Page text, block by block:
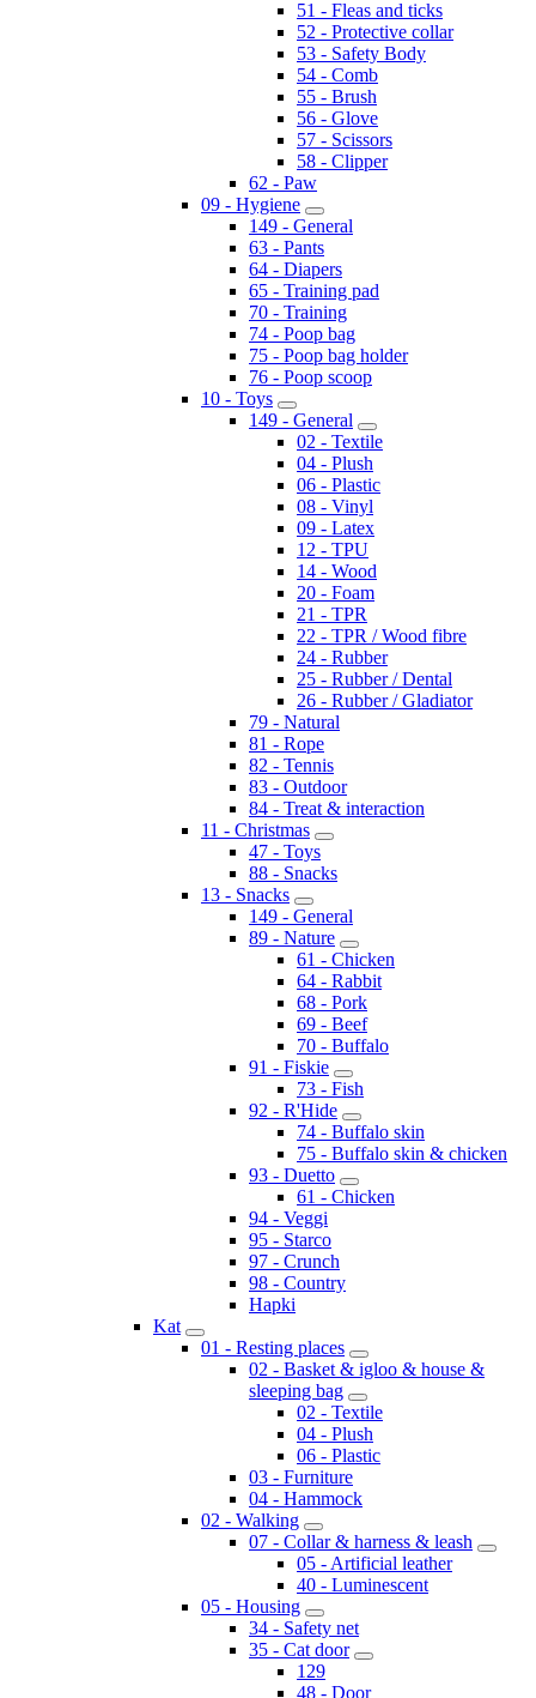
51 - Fleas and ticks
52 - Protective collar
53 - Safety Body
54 - Comb
55 - Brush
56 - Glove
57 - Scissors
58 - Clipper
62 - Paw
09 - Hygiene
149 - General
63 - Pants
64 - Diapers
65 - Training pad
70 - Training
74 - Poop bag
75 - Poop bag holder
76 - Poop scoop
10 - Toys
149 - General
02 - Textile
04 - Plush
06 - Plastic
08 - Vinyl
09 - Latex
12 - TPU
14 - Wood
20 - Foam
21 - TPR
22 - TPR / Wood fibre
24 - Rubber
25 - Rubber / Dental
26 - Rubber / Gladiator
79 - Natural
81 - Rope
82 - Tennis
83 - Outdoor
84 - Treat & interaction
11 - Christmas
47 - Toys
88 - Snacks
13 - Snacks
149 - General
89 - Nature
61 - Chicken
64 - Rabbit
68 - Pork
69 - Beef
70 - Buffalo
91 - Fiskie
73 - Fish
92 - R'Hide
74 - Buffalo skin
75 - Buffalo skin & chicken
93 - Duetto
61 - Chicken
94 - Veggi
95 - Starco
97 - Crunch
98 - Country
Hapki
Kat
01 - Resting places
02 - Basket & igloo & house &
sleeping bag
02 - Textile
04 - Plush
06 - Plastic
03 - Furniture
04 - Hammock
02 - Walking
07 - Collar & harness & leash
05 - Artificial leather
40 - Luminescent
05 - Housing
34 - Safety net
35 - Cat door
129
48 - Door